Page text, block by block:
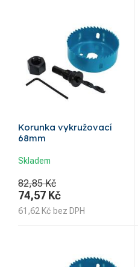
Korunka vykružovací
68mm
Skladem
82,85 Kč
74,57 Kč
61,62 Kč bez DPH